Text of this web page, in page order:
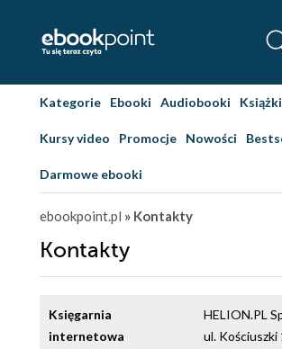
Kategorie Ebooki Audiobooki Książki
Kursy video Promocje Nowości
Darmowe ebooki
ebookpoint.pl » Kontakty
Kontakty
Księgarnia
internetowa
HELION.PL
ul. Kościuszki